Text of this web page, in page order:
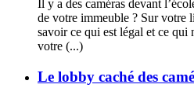
Il y a des caméras devant
de votre immeuble ? Sur votre
savoir ce qui est légal et ce qui
votre (...)
Le lobby caché des